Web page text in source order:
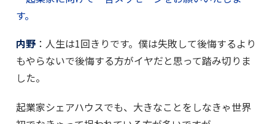
す。
内野 ：人生は1回きりです。僕は失敗して後悔するより
もやらないで後悔する方がイヤだと思って踏み切りま
した。
起業家シェアハウスでも、大きなことをしなきゃ世界